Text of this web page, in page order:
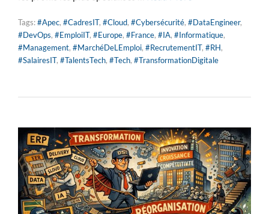
Tags:#Apec, #CadresIT, #Cloud, #Cybersécurité, #DataEngineer,
#DevOps, #EmploiIT, #Europe, #France, #IA, #Informatique,
#Management, #MarchéDeLEmploi, #RecrutementIT, #RH,
#SalairesIT, #TalentsTech, #Tech, #TransformationDigitale